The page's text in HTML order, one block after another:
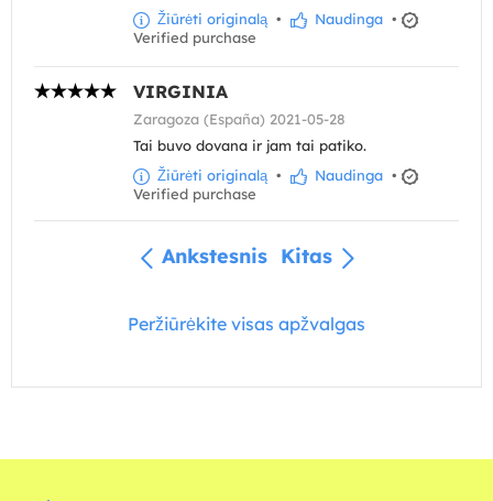
Žiūrėti originalą • Naudinga •
Verified purchase
VIRGINIA
Zaragoza (España) 2021-05-28
Tai buvo dovana ir jam tai patiko.
Žiūrėti originalą • Naudinga •
Verified purchase
Ankstesnis Kitas
Peržiūrėkite visas apžvalgas